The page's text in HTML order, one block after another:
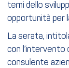
temi dello
opportunità per
La serata,
con l’intervento
consulente